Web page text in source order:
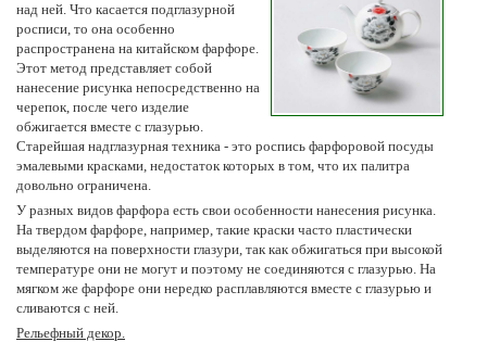
над ней. Что касается подглазурной
росписи, то она особенно
распространена на китайском фарфоре.
Этот метод представляет собой
нанесение рисунка непосредственно на
черепок, после чего изделие
обжигается вместе с глазурью.
Старейшая надглазурная техника - это роспись фарфоровой посуды
эмалевыми красками, недостаток которых в том, что их палитра
довольно ограничена.
У разных видов фарфора есть свои особенности нанесения рисунка.
На твердом фарфоре, например, такие краски часто пластически
выделяются на поверхности глазури, так как обжигаться при высокой
температуре они не могут и поэтому не соединяются с глазурью. На
мягком же фарфоре они нередко расплавляются вместе с глазурью и
сливаются с ней.
Рельефный декор.